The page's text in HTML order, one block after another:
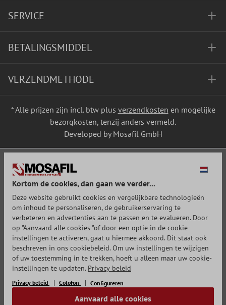
SERVICE
BETALINGSMIDDEL
VERZENDMETHODE
* Alle prijzen zijn incl. btw plus verzendkosten en mogelijke
bezorgkosten, tenzij anders vermeld.
Developed by Mosafil GmbH
Kortom de cookies, dan gaan we verder...
Deze website gebruikt cookies en vergelijkbare technologieën
om inhoud te personaliseren, de gebruikerservaring te
verbeteren en advertenties aan te passen en te evalueren. Door
op "Aanvaard alle cookies "of door een optie in de cookie-
instellingen te activeren, gaat u hiermee akkoord. Dit staat ook
beschreven in ons cookiebeleid. Om uw instellingen te wijzigen
of uw toestemming in te trekken, hoeft u alleen maar uw cookie-
instellingen te updaten. Privacy beleid
Privacy beleid Colofon Configureren
Aanvaard alle cookies